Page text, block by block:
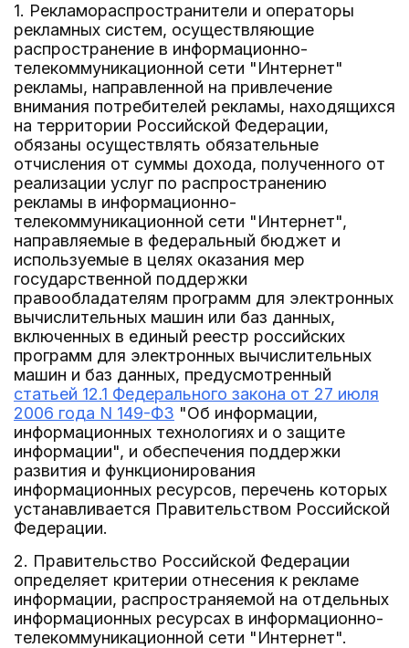
1. Рекламораспространители и операторы
рекламных систем, осуществляющие
распространение в информационно-
телекоммуникационной сети "Интернет"
рекламы, направленной на привлечение
внимания потребителей рекламы, находящихся
на территории Российской Федерации,
обязаны осуществлять обязательные
отчисления от суммы дохода, полученного от
реализации услуг по распространению
рекламы в информационно-
телекоммуникационной сети "Интернет",
направляемые в федеральный бюджет и
используемые в целях оказания мер
государственной поддержки
правообладателям программ для электронных
вычислительных машин или баз данных,
включенных в единый реестр российских
программ для электронных вычислительных
машин и баз данных, предусмотренный
статьей 12.1 Федерального закона от 27 июля
2006 года N 149-ФЗ "Об информации,
информационных технологиях и о защите
информации", и обеспечения поддержки
развития и функционирования
информационных ресурсов, перечень которых
устанавливается Правительством Российской
Федерации.
2. Правительство Российской Федерации
определяет критерии отнесения к рекламе
информации, распространяемой на отдельных
информационных ресурсах в информационно-
телекоммуникационной сети "Интернет".